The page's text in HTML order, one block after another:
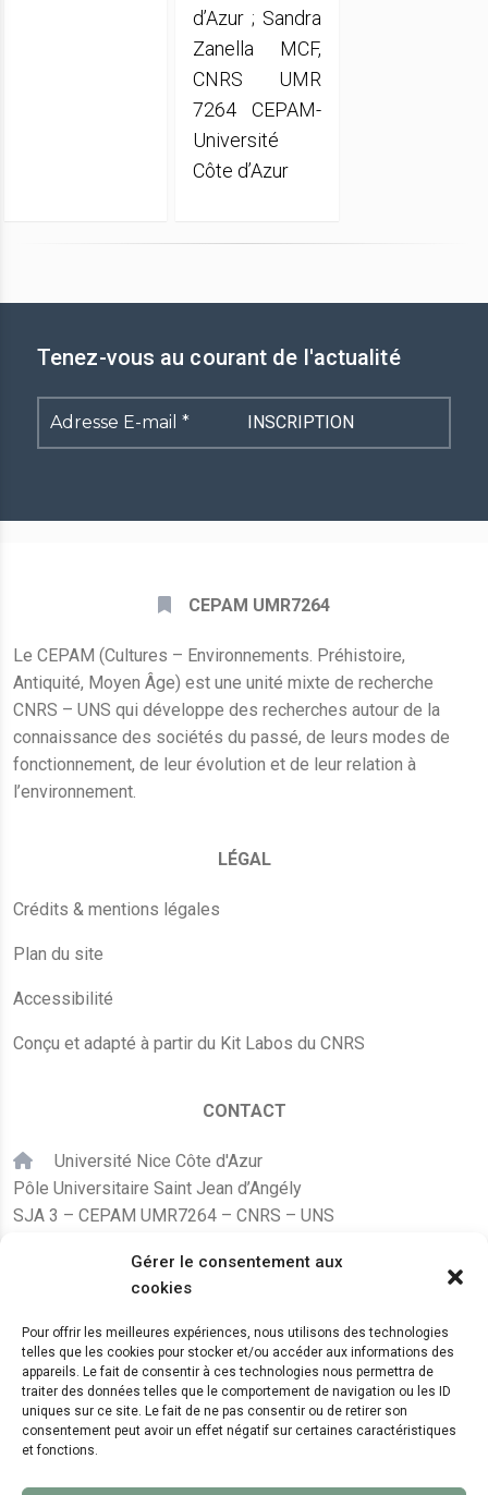
Gérer le consentement aux
cookies
Pour offrir les meilleures expériences, nous utilisons des technologies
telles que les cookies pour stocker et/ou accéder aux informations des
appareils. Le fait de consentir à ces technologies nous permettra de
traiter des données telles que le comportement de navigation ou les ID
uniques sur ce site. Le fait de ne pas consentir ou de retirer son
consentement peut avoir un effet négatif sur certaines caractéristiques
et fonctions.
d’Azur ; Sandra
Zanella MCF,
CNRS UMR
7264 CEPAM-
Université
Côte d’Azur
Tenez-vous au courant de l'actualité
Adresse
E-
CEPAM UMR7264
Le CEPAM (Cultures – Environnements. Préhistoire,
Antiquité, Moyen Âge) est une unité mixte de recherche
CNRS – UNS qui développe des recherches autour de la
connaissance des sociétés du passé, de leurs modes de
fonctionnement, de leur évolution et de leur relation à
l’environnement.
LÉGAL
Crédits & mentions légales
Plan du site
Accessibilité
Conçu et adapté à partir du Kit Labos du CNRS
CONTACT
Université Nice Côte d'Azur
Pôle Universitaire Saint Jean d’Angély
SJA 3 – CEPAM UMR7264 – CNRS – UNS
+33 (0)4 89 15 24 08
LE CEPAM EST HÉBERGÉ PAR